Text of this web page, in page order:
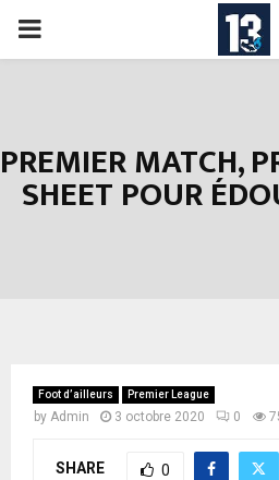
PRIMARY
PREMIER MATCH,
SHEET POUR
Foot d’ailleurs Premier League
by Admin 3 octobre 2020 0
SHARE 0